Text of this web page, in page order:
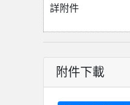
詳附件
附件下載